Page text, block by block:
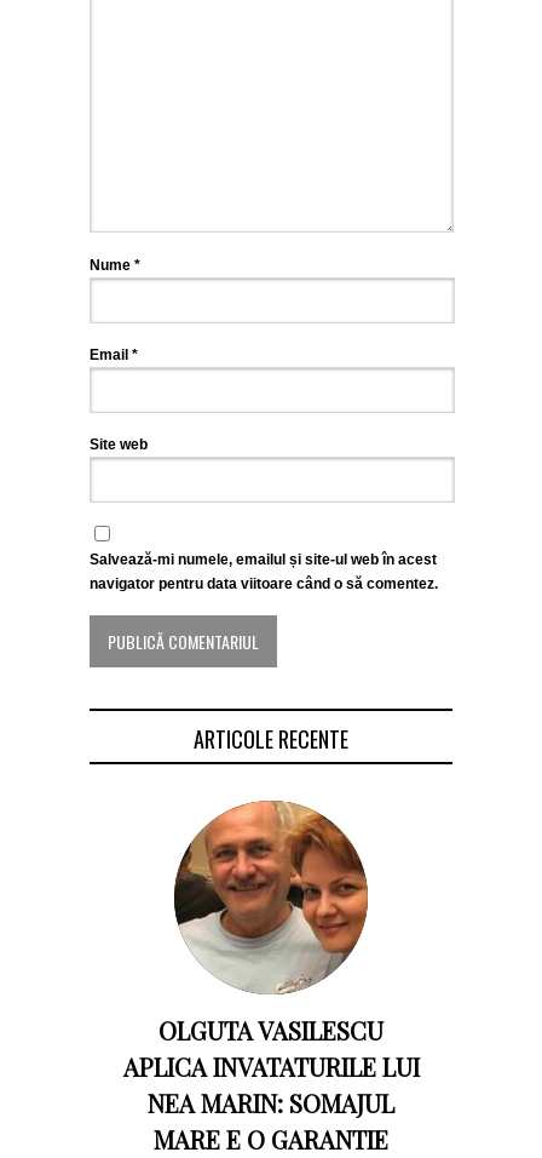
Nume *
Email *
Site web
Salvează-mi numele, emailul și site-ul web în acest
navigator pentru data viitoare când o să comentez.
ARTICOLE RECENTE
OLGUTA VASILESCU
APLICA INVATATURILE LUI
NEA MARIN: SOMAJUL
MARE E O GARANTIE